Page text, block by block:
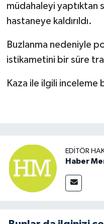
müdahaleyi yaptıktan
hastaneye kaldırıldı.
Buzlanma nedeniyle
istikametini bir süre
Kaza ile ilgili inceleme
EDITÖR
Haber